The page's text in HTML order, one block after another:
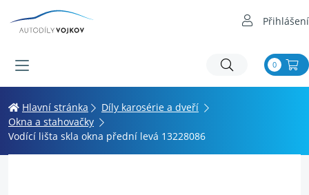
Přihlášení
0
Hlavní stránka
Díly karosérie a dveří
Okna a stahovačky
Vodící lišta skla okna přední levá 13228086